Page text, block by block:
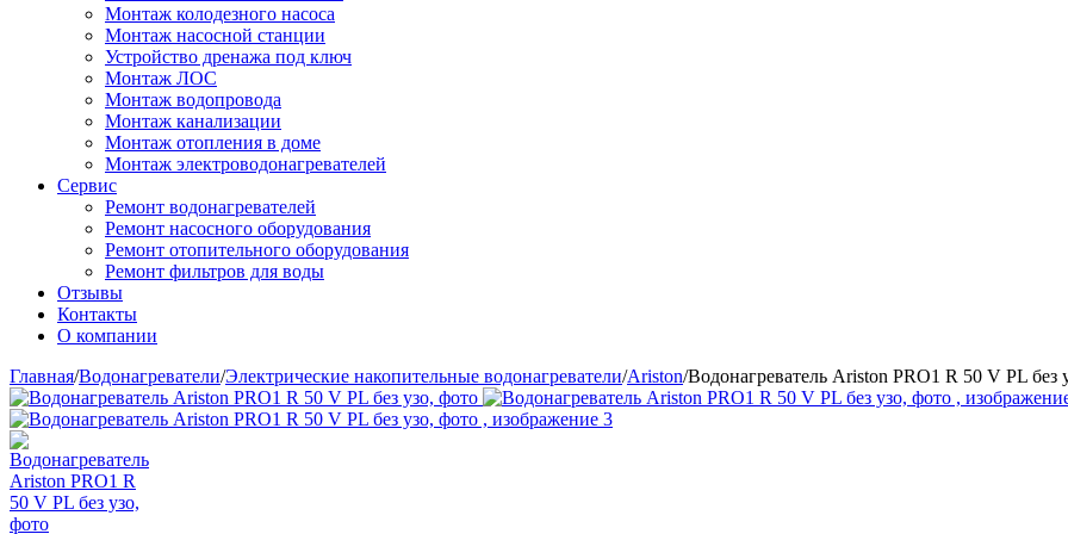
Монтаж колодезного насоса
Монтаж насосной станции
Устройство дренажа под ключ
Монтаж ЛОС
Монтаж водопровода
Монтаж канализации
Монтаж отопления в доме
Монтаж электроводонагревателей
Сервис
Ремонт водонагревателей
Ремонт насосного оборудования
Ремонт отопительного оборудования
Ремонт фильтров для воды
Отзывы
Контакты
О компании
Главная/Водонагреватели/Электрические накопительные водонагреватели/Ariston/Водонагреватель Ariston PRO1 R 50 V PL без